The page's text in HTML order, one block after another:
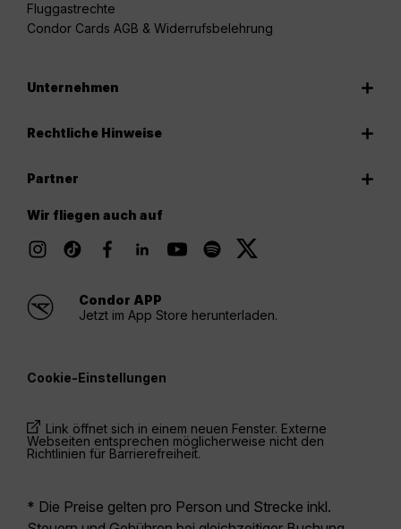
Fluggastrechte
Condor Cards AGB & Widerrufsbelehrung
Unternehmen
Rechtliche Hinweise
Partner
Wir fliegen auch auf
Condor APP
Jetzt im App Store herunterladen.
Cookie-Einstellungen
Link öffnet sich in einem neuen Fenster. Externe
Webseiten entsprechen möglicherweise nicht den
Richtlinien für Barrierefreiheit.
* Die Preise gelten pro Person und Strecke inkl.